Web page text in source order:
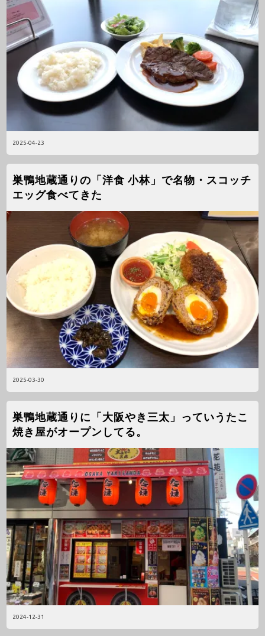
2025-04-23
2025-03-30
巣鴨地蔵通りの「洋食 小林」で名物・スコッチ
エッグ食べてきた
2024-12-31
巣鴨地蔵通りに「大阪やき三太」っていうたこ
焼き屋がオープンしてる。